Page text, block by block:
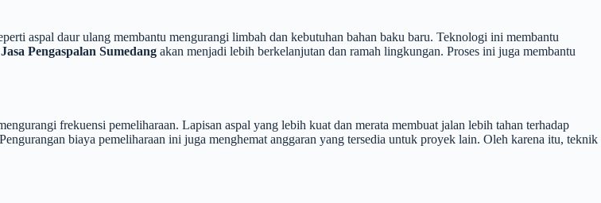
aspal daur ulang membantu mengurangi limbah dan kebutuhan bahan baku baru. Teknologi ini membantu
Jasa Pengaspalan Sumedang akan menjadi lebih berkelanjutan dan ramah lingkungan. Proses ini juga membantu
frekuensi pemeliharaan. Lapisan aspal yang lebih kuat dan merata membuat jalan lebih tahan terhadap
biaya pemeliharaan ini juga menghemat anggaran yang tersedia untuk proyek lain. Oleh karena itu, teknik